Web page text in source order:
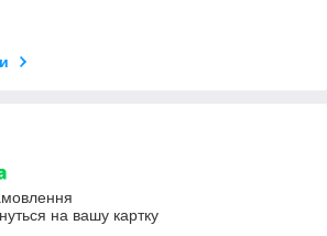
на вашу картку